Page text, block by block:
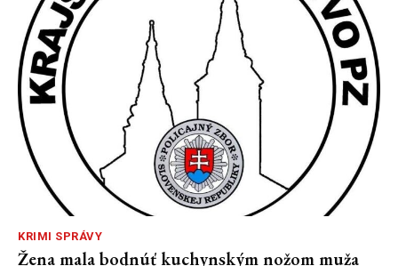
KRIMI SPRÁVY
Žena mala bodnúť kuchynským nožom muža